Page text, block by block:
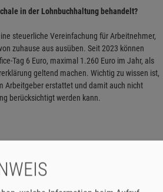
in der Lohnbuchhaltung behandelt?
steuerliche Vereinfachung für Arbeitnehmer,
zuhause aus ausüben. Seit 2023 können
Tag 6 Euro, maximal 1.260 Euro im Jahr, als
geltend machen. Wichtig zu wissen ist,
Arbeitgeber erstattet und damit auch nicht
berücksichtigt werden kann.
geltend gemacht wird. Die